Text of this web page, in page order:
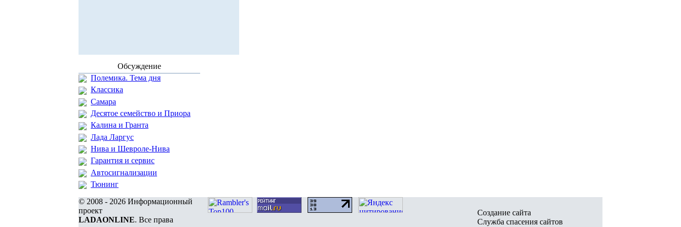
Обсуждение
Полемика. Тема дня
Классика
Самара
Десятое семейство и Приора
Калина и Гранта
Лада Ларгус
Нива и Шевроле-Нива
Гарантия и сервис
Автосигнализации
Тюнинг
© 2008 - 2026 Информационный
проект
LADAONLINE. Все права
Создание сайта
Служба спасения сайтов